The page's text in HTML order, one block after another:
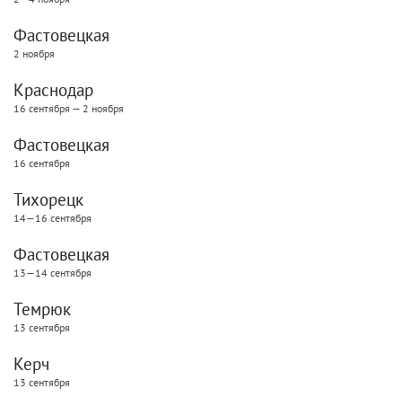
Фастовецкая
2 ноября
Краснодар
16 сентября — 2 ноября
Фастовецкая
16 сентября
Тихорецк
14—16 сентября
Фастовецкая
13—14 сентября
Темрюк
13 сентября
Керч
13 сентября